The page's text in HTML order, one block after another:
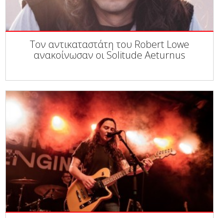
Τον αντικαταστάτη του Robert Lowe
ανακοίνωσαν οι Solitude Aeturnus